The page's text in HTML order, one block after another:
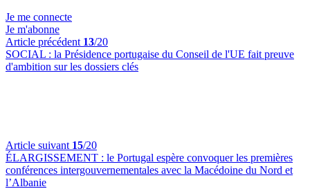
Je me connecte
Je m'abonne
Article précédent 13/20
SOCIAL : la Présidence portugaise du Conseil de l'UE fait preuve
d'ambition sur les dossiers clés
Article suivant 15/20
ÉLARGISSEMENT : le Portugal espère convoquer les premières
conférences intergouvernementales avec la Macédoine du Nord et
l’Albanie